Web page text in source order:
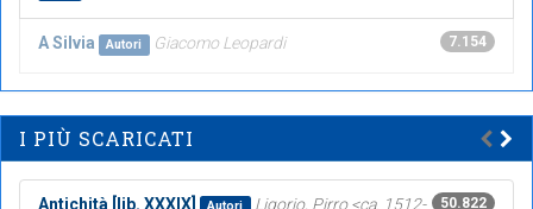
7.154
A Silvia Autori Giacomo Leopardi
I PIÙ SCARICATI
50.822
Antichità [lib. XXXIX] Autori
Ligorio, Pirro <ca. 1512-